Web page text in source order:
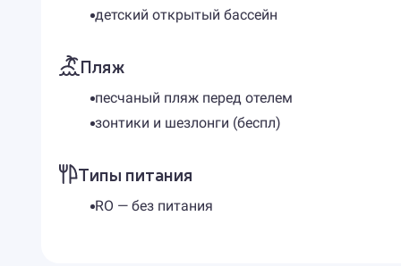
детский открытый бассейн
Пляж
песчаный пляж перед отелем
зонтики и шезлонги (беспл)
Типы питания
RO — без питания